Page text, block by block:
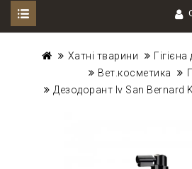
Хатні тварини
Вет.косметика
Дезодорант Iv San Bernard